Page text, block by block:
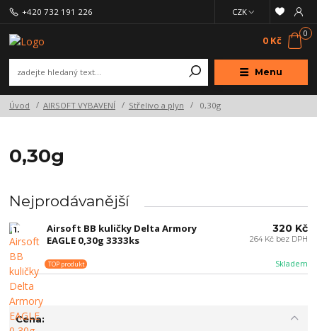
Menu
CZK
+420 732 191 226
0
0 Kč
Úvod AIRSOFT VYBAVENÍ Střelivo a plyn 0,30g
0,30g
Nejprodávanější
1.
Airsoft BB kuličky Delta Armory
EAGLE 0,30g 3333ks
Skladem
TOP produkt
320 Kč
264 Kč bez DPH
Cena: